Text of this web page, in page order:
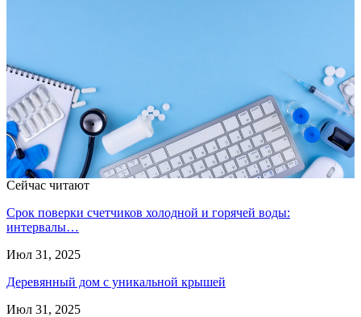
Сейчас читают
Срок поверки счетчиков холодной и горячей воды:
интервалы…
Июл 31, 2025
Деревянный дом с уникальной крышей
Июл 31, 2025